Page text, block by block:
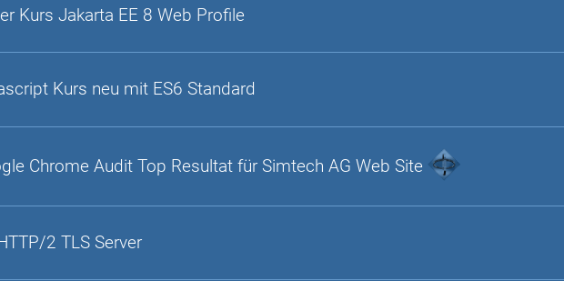
Kurs Jakarta EE 8 Web Profile
Kurs neu mit ES6 Standard
Chrome Audit Top Resultat für Simtech AG Web Site
2 TLS Server